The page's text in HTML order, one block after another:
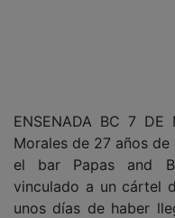
ENSENADA BC 7 DE
Morales de 27 años
el bar Papas and
vinculado a un cártel
unos días de haber